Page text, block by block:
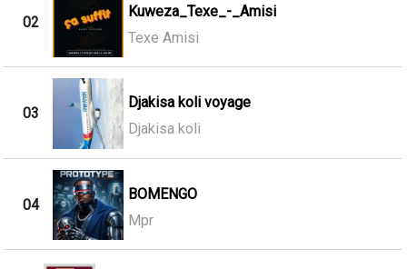
02
Kuweza_Texe_-_Amisi
Texe Amisi
03
Djakisa koli voyage
Djakisa koli
04
BOMENGO
Mpr